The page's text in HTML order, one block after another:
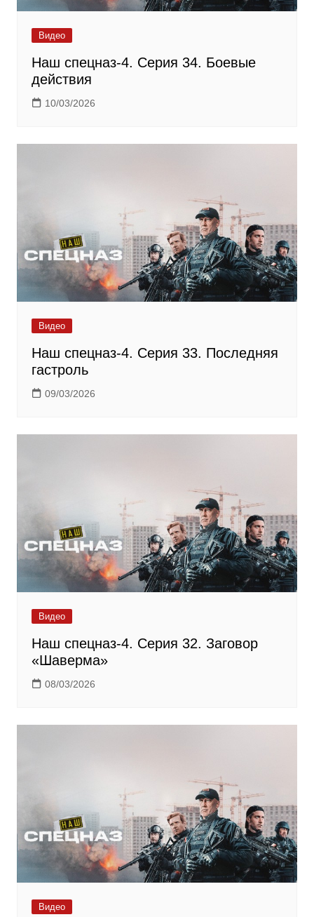
Видео
Наш спецназ-4. Серия 34. Боевые
действия
10/03/2026
Видео
Наш спецназ-4. Серия 33. Последняя
гастроль
09/03/2026
Видео
Наш спецназ-4. Серия 32. Заговор
«Шаверма»
08/03/2026
Видео